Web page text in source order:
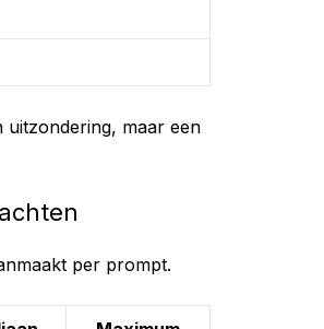
uitzondering, maar een
per prompt.